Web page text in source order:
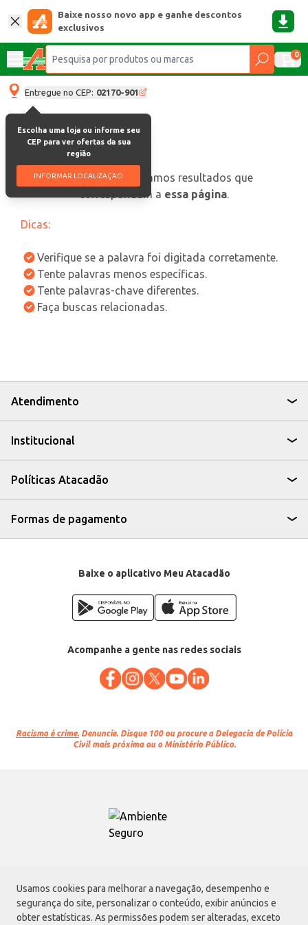
Usamos cookies para melhorar a navegação, desempenho e
segurança do site, personalizar o conteúdo, exibir anúncios e
obter estatísticas. As permissões podem ser alteradas, exceto
Baixe nosso novo app e ganhe descontos
exclusivos
0
Entregue no CEP: 02170-901
Escolha uma loja ou informe seu
CEP para ver ofertas da sua
região
INFORMAR LOCALIZAÇÃO
oops, não encontramos resultados que
correspondam a essa página.
Dicas:
Verifique se a palavra foi digitada corretamente.
Tente palavras menos específicas.
Tente palavras-chave diferentes.
Faça buscas relacionadas.
Atendimento
Institucional
Políticas Atacadão
Formas de pagamento
Baixe o aplicativo Meu Atacadão
Acompanhe a gente nas redes sociais
Racismo é crime. Denuncie. Disque 100 ou procure a Delegacia de Polícia
Civil mais próxima ou o Ministério Público.
Atacadão S.A.
Avenida Morvan Dias de Figueiredo, 6169, Vila Maria, São Paulo - SP | CEP
02170-901 | CNPJ: 75.315.333/0001-09